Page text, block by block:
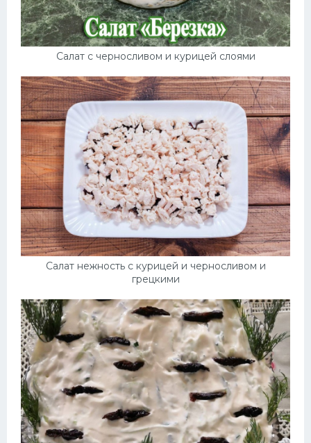
Салат с черносливом и курицей слоями
Салат нежность с курицей и черносливом и
грецкими